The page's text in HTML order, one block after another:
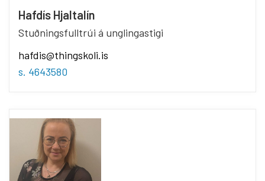
Hafdís Hjaltalín
Stuðningsfulltrúi á unglingastigi
hafdis@thingskoli.is
s. 4643580